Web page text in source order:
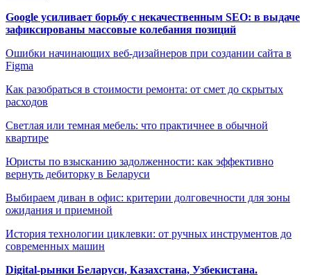
Google усиливает борьбу с некачественным SEO: в выдаче
зафиксированы массовые колебания позиций
Ошибки начинающих веб-дизайнеров при создании сайта в
Figma
Как разобраться в стоимости ремонта: от смет до скрытых
расходов
Светлая или темная мебель: что практичнее в обычной
квартире
Юристы по взысканию задолженности: как эффективно
вернуть дебиторку в Беларуси
Выбираем диван в офис: критерии долговечности для зоны
ожидания и приемной
История технологии циклевки: от ручных инструментов до
современных машин
Digital-рынки Беларуси, Казахстана, Узбекистана.